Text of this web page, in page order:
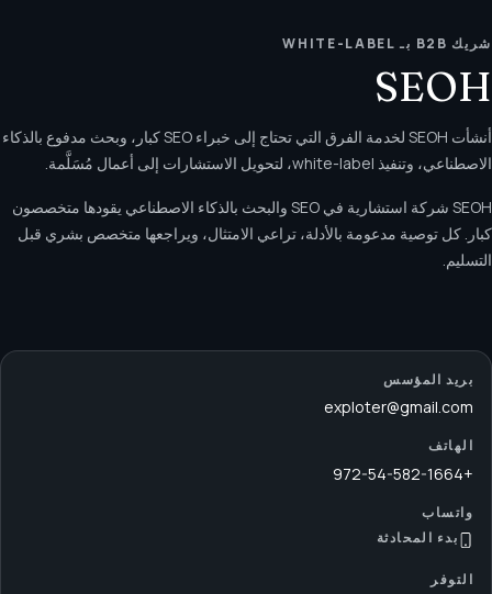
شريك B2B بـ WHITE-LABEL
SEOH
أنشأت SEOH لخدمة الفرق التي تحتاج إلى خبراء SEO كبار، وبحث مدفوع بالذكاء
الاصطناعي، وتنفيذ white-label، لتحويل الاستشارات إلى أعمال مُسَلَّمة.
SEOH شركة استشارية في SEO والبحث بالذكاء الاصطناعي يقودها متخصصون
كبار. كل توصية مدعومة بالأدلة، تراعي الامتثال، ويراجعها متخصص بشري قبل
التسليم.
بريد المؤسس
exploter@gmail.com
الهاتف
+972-54-582-1664
واتساب
بدء المحادثة
التوفر